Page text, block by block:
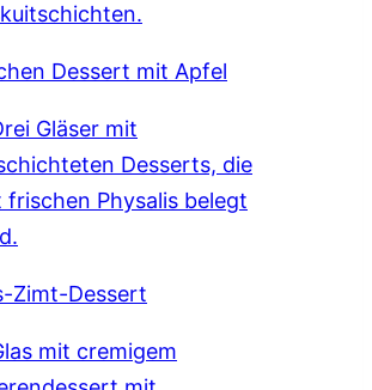
Dessert mit Apfel
Zimt-Dessert